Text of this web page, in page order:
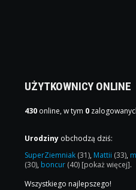
UŻYTKOWNICY ONLINE
430 online, w tym 0
Urodziny obchodzą dziś:
SuperZiemniak (31), Mattii (33),
(30), boncur (40) [pokaż więcej].
Wszystkiego najlepszego!